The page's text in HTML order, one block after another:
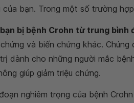
của bạn. Trong một số trường
bị bệnh Crohn từ trung bình
và biến chứng khác.
dành cho những người mắc
giúp giảm triệu chứng.
nghiêm trọng của bệnh